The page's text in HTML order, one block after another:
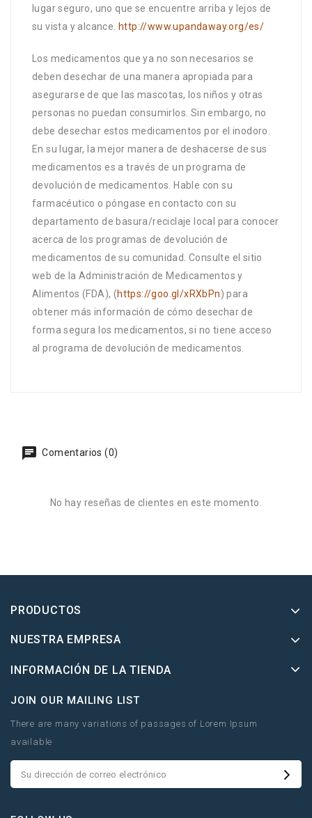
lugar seguro, uno que se encuentre arriba y lejos de
su vista y alcance.
http://www.upandaway.org/es/
Los medicamentos que ya no son necesarios se
deben desechar de una manera apropiada para
asegurarse de que las mascotas, los niños y otras
personas no puedan consumirlos. Sin embargo, no
debe desechar estos medicamentos por el inodoro.
En su lugar, la mejor manera de deshacerse de sus
medicamentos es a través de un programa de
devolución de medicamentos. Hable con su
farmacéutico o póngase en contacto con su
departamento de basura/reciclaje local para conocer
acerca de los programas de devolución de
medicamentos de su comunidad. Consulte el sitio
web de la Administración de Medicamentos y
Alimentos (FDA), (https://goo.gl/xRXbPn) para
obtener más información de cómo desechar de
forma segura los medicamentos, si no tiene acceso
al programa de devolución de medicamentos.
Comentarios (0)
No hay reseñas de clientes en este momento.
PRODUCTOS
NUESTRA EMPRESA
INFORMACIÓN DE LA TIENDA
JOIN OUR MAILING LIST
There are many variations of passages of Lorem Ipsum
available